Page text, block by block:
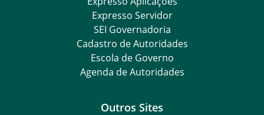
Expresso Servidor
SEI Governadoria
Cadastro de Autoridades
Escola de Governo
Agenda de Autoridades
Outros Sites